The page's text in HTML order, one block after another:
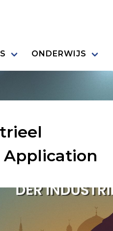
ONDERWIJS
Application